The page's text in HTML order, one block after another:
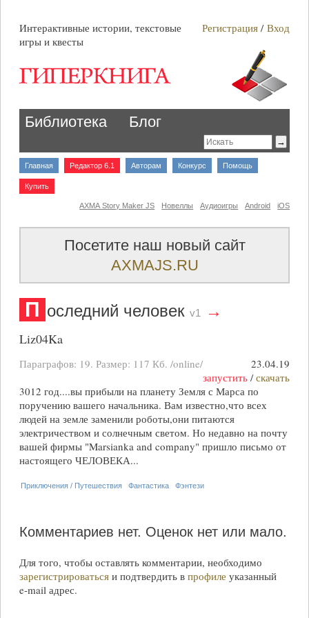
Интерактивные истории, текстовые
игры и квесты
Регистрация /Вход
Библиотека Блог
Главная Редактор 6.1 Авторам Конкурс Помощь
Купить
iOS
Android
Аудиоигры
Новеллы
AXMA Story Maker JS
Посетите наш новый сайт
AXMAJS.RU
П оследний человек v1 →
Liz04Ka
Параграфов: 19. Размер: 117 Кб. /online/
23.04.19
запустить /скачать
3012 год....вы прибыли на планету Земля с Марса по
поручению вашего начальника. Вам известно,что всех
людей на земле заменили роботы,они питаются
электричеством и солнечным светом. Но недавно на почту
вашей фирмы "Marsianka and company" пришло письмо от
настоящего ЧЕЛОВЕКА...
Приключения / Путешествия Фантастика Фэнтези
Комментариев нет. Оценок нет или мало.
Для того, чтобы оставлять комментарии, необходимо
зарегистрироватьсяи подтвердить в профиле указанный
e-mailадрес.